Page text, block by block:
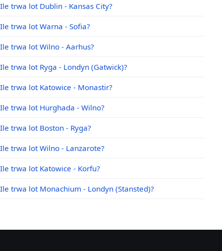
Ile trwa lot Dublin - Kansas City?
Ile trwa lot Warna - Sofia?
Ile trwa lot Wilno - Aarhus?
Ile trwa lot Ryga - Londyn (Gatwick)?
Ile trwa lot Katowice - Monastir?
Ile trwa lot Hurghada - Wilno?
Ile trwa lot Boston - Ryga?
Ile trwa lot Wilno - Lanzarote?
Ile trwa lot Katowice - Korfu?
Ile trwa lot Monachium - Londyn (Stansted)?